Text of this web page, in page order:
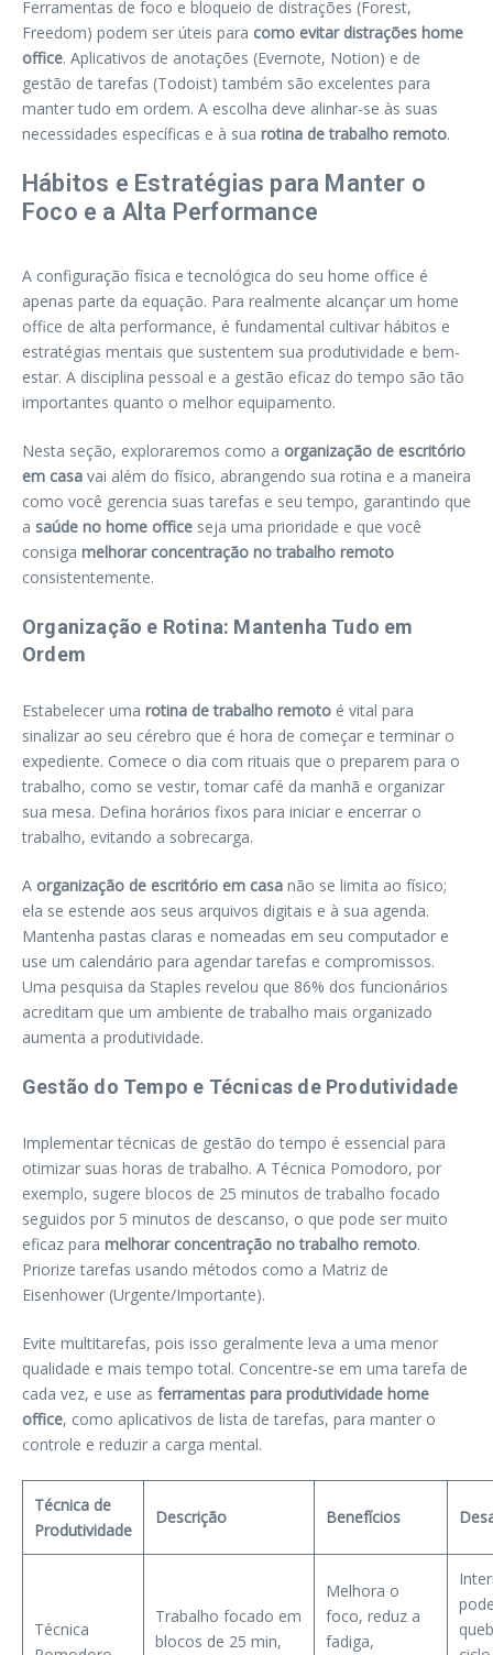
Ferramentas de foco e bloqueio de distrações (Forest,
Freedom) podem ser úteis para como evitar distrações home
office. Aplicativos de anotações (Evernote, Notion) e de
gestão de tarefas (Todoist) também são excelentes para
manter tudo em ordem. A escolha deve alinhar-se às suas
necessidades específicas e à sua rotina de trabalho remoto.
Hábitos e Estratégias para Manter o
Foco e a Alta Performance
A configuração física e tecnológica do seu home office é
apenas parte da equação. Para realmente alcançar um home
office de alta performance, é fundamental cultivar hábitos e
estratégias mentais que sustentem sua produtividade e bem-
estar. A disciplina pessoal e a gestão eficaz do tempo são tão
importantes quanto o melhor equipamento.
Nesta seção, exploraremos como a organização de escritório
em casa vai além do físico, abrangendo sua rotina e a maneira
como você gerencia suas tarefas e seu tempo, garantindo que
a saúde no home office seja uma prioridade e que você
consiga melhorar concentração no trabalho remoto
consistentemente.
Organização e Rotina: Mantenha Tudo em
Ordem
Estabelecer uma rotina de trabalho remoto é vital para
sinalizar ao seu cérebro que é hora de começar e terminar o
expediente. Comece o dia com rituais que o preparem para o
trabalho, como se vestir, tomar café da manhã e organizar
sua mesa. Defina horários fixos para iniciar e encerrar o
trabalho, evitando a sobrecarga.
A organização de escritório em casa não se limita ao físico;
ela se estende aos seus arquivos digitais e à sua agenda.
Mantenha pastas claras e nomeadas em seu computador e
use um calendário para agendar tarefas e compromissos.
Uma pesquisa da Staples revelou que 86% dos funcionários
acreditam que um ambiente de trabalho mais organizado
aumenta a produtividade.
Gestão do Tempo e Técnicas de Produtividade
Implementar técnicas de gestão do tempo é essencial para
otimizar suas horas de trabalho. A Técnica Pomodoro, por
exemplo, sugere blocos de 25 minutos de trabalho focado
seguidos por 5 minutos de descanso, o que pode ser muito
eficaz para melhorar concentração no trabalho remoto.
Priorize tarefas usando métodos como a Matriz de
Eisenhower (Urgente/Importante).
Evite multitarefas, pois isso geralmente leva a uma menor
qualidade e mais tempo total. Concentre-se em uma tarefa de
cada vez, e use as ferramentas para produtividade home
office, como aplicativos de lista de tarefas, para manter o
controle e reduzir a carga mental.
Técnica de
Produtividade
Descrição Benefícios
Técnica
Trabalho focado em
blocos de 25 min,
Melhora o
foco, reduz a
fadiga,